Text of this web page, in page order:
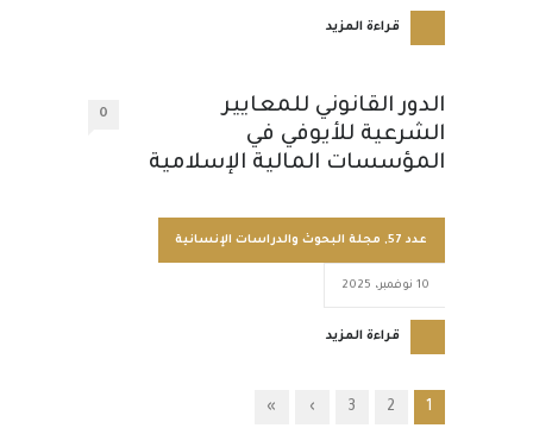
قراءة المزيد
الدور القانوني للمعايير
الشرعية للأيوفي في
المؤسسات المالية الإسلامية
0
عدد 57 , مجلة البحوث والدراسات الإنسانية
10 نوفمبر، 2025
قراءة المزيد
1
2
3
›
»